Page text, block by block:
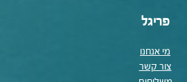
פריגל
מי אנחנו
צור קשר